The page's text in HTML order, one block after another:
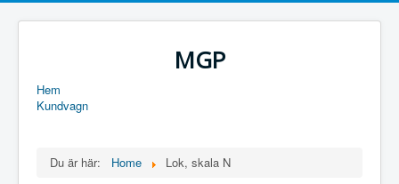
MGP
Hem
Kundvagn
Du är här: Home Lok, skala N